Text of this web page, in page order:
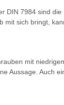
DIN 7984 sind
sich bringt,
mit
Aussage. Auch